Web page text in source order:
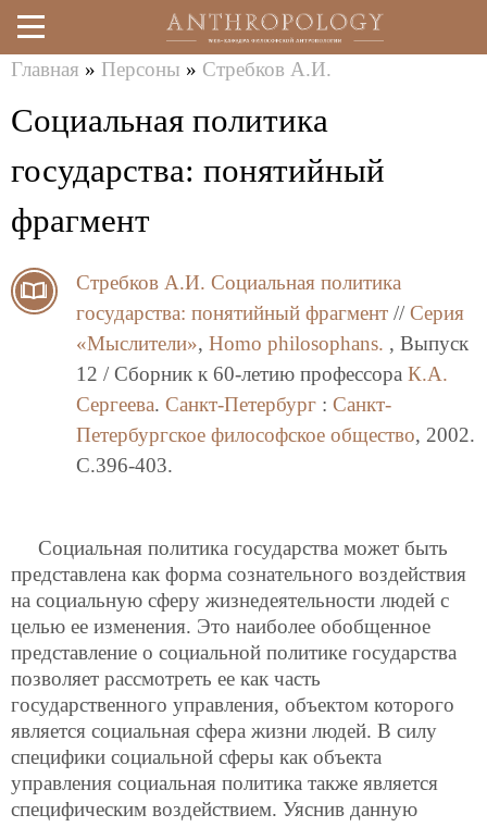
Перейти
к
здесь
Главная » Персоны » Стребков А.И.
Социальная политика
государства: понятийный
фрагмент
Стребков А.И. Социальная политика
государства: понятийный фрагмент // Серия
«Мыслители», Homo philosophans. , Выпуск
12 / Сборник к 60-летию профессора К.А.
Сергеева. Санкт-Петербург : Санкт-
Петербургское философское общество, 2002.
C.396-403.
Социальная политика государства может быть
представлена как форма сознательного воздействия
на социальную сферу жизнедеятельности людей с
целью ее изменения. Это наиболее обобщенное
представление о социальной политике государства
позволяет рассмотреть ее как часть
государственного управления, объектом которого
является социальная сфера жизни людей. В силу
специфики социальной сферы как объекта
управления социальная политика также является
специфическим воздействием. Уяснив данную